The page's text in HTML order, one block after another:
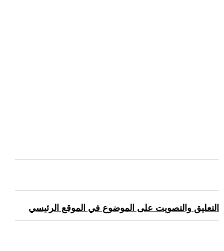
التعليق والتصويت على الموضوع في الموقع الرئيسي